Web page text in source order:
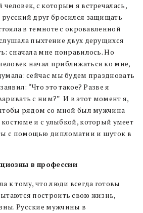
с которым я встречалась,
друг бросился защищать
в темноте с окровавленной
пыхтение двух дерущихся
сначала мне понравилось. Но
начал приближаться ко мне,
сейчас мы будем праздновать
“Что это такое? Разве я
с ним?” И в этот момент я,
рядом со мной был мужчина
костюме и с улыбкой, который умеет
с помощью дипломатии и шуток в
в профессии
к тому, что люди всегда готовы
построить свою жизнь,
Русские мужчины в